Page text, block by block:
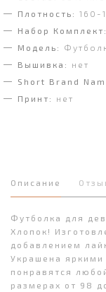
Плотность: 160-
Набор Комплект:
Модель:
Вышивка:
нет
Short Brand
Принт:
нет
Описание
Футболка для
Хлопок!
добавлением
Украшена
понравятся
размерах от 98